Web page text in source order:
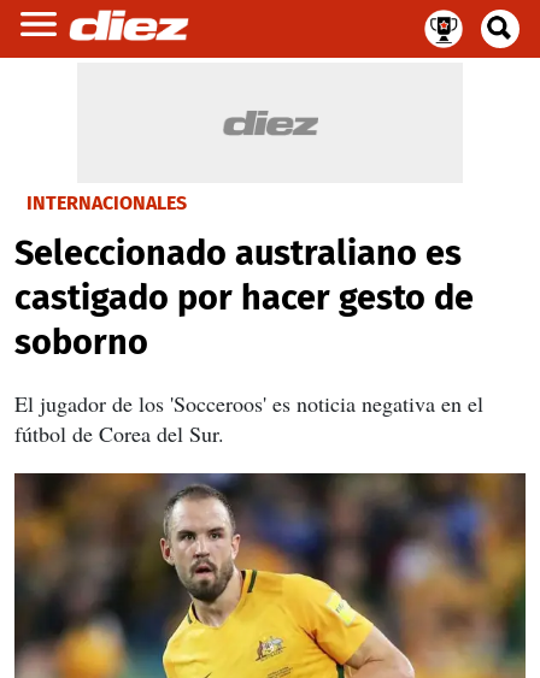
INTERNACIONALES
Seleccionado australiano es
castigado por hacer gesto de
soborno
El jugador de los 'Socceroos' es noticia negativa en el
fútbol de Corea del Sur.